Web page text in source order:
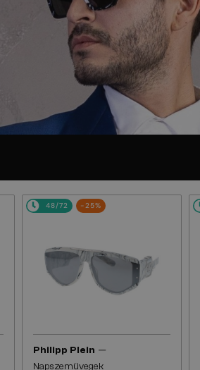
48/72 -25%
Philipp Plein —
Napszemüvegek